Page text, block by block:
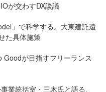
が交わすDX談議
」で科学する。大東建託遠
た具体施策
Goodが目指すフリーランス
業統括室・三木氏と語る、